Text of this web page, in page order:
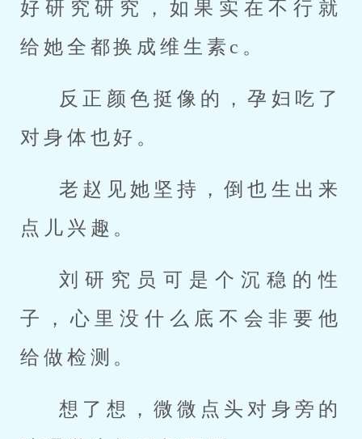
好研究研究，如果实在不行就
给她全都换成维生素c。
反正颜色挺像的，孕妇吃了
对身体也好。
老赵见她坚持，倒也生出来
点儿兴趣。
刘研究员可是个沉稳的性
子，心里没什么底不会非要他
给做检测。
想了想，微微点头对身旁的